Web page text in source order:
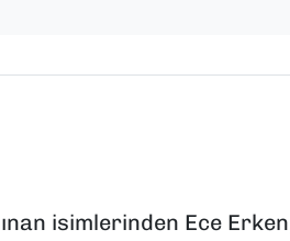
isimlerinden Ece